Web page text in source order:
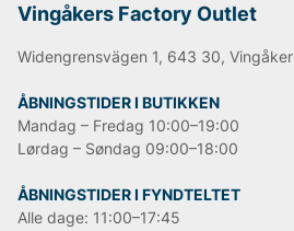
Vingåkers Factory Outlet
Widengrensvägen 1, 643 30, Vingåker
ÅBNINGSTIDER I BUTIKKEN
Mandag – Fredag 10:00–19:00
Lørdag – Søndag 09:00–18:00
ÅBNINGSTIDER I FYNDTELTET
Alle dage: 11:00–17:45